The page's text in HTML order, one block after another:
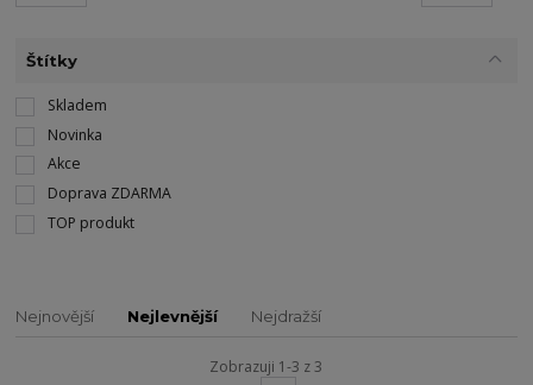
Štítky
Skladem
Novinka
Akce
Doprava ZDARMA
TOP produkt
Nejnovější Nejlevnější Nejdražší
Zobrazuji 1-3 z 3